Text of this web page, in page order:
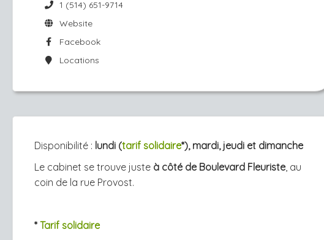
1 (514) 651-9714
Website
Facebook
Locations
Disponibilité : lundi (tarif solidaire*), mardi, jeudi et dimanche
Le cabinet se trouve juste à côté de Boulevard Fleuriste, au
coin de la rue Provost.
* Tarif solidaire